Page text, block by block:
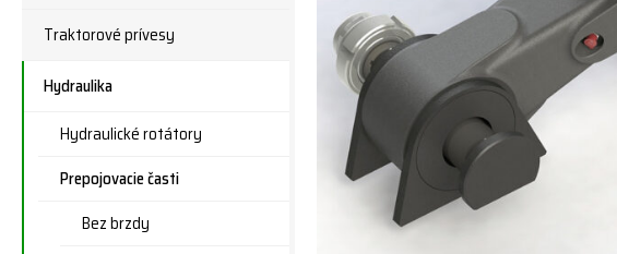
Traktorové prívesy
Hydraulika
Hydraulické rotátory
Prepojovacie časti
Bez brzdy